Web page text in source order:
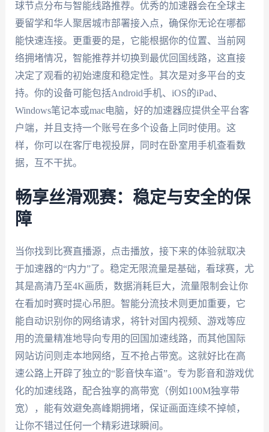
球节点分布与智能线路推荐。优秀的加速器会在全球主
要留学和华人聚居城市部署接入点，确保你无论在哪都
能快速连接。更重要的是，它能根据你的位置、当前网
络拥堵情况，智能推荐并切换到最优回国线路，这直接
决定了观看的初始速度和稳定性。其次是对多平台的支
持。你的设备可能包括Android手机、iOS的iPad、
Windows笔记本或mac电脑，好的加速器应提供全平台客
户端，并且支持一个账号在多个设备上同时使用。这
样，你可以在客厅电视投屏，同时在卧室用手机查看数
据，互不干扰。
畅享丝滑观赛：稳定与安全的保
障
当你找到比赛直播源，点击播放，接下来的体验就取决
于加速器的“内力”了。稳定无限流量是基础，看球赛，尤
其是高清乃至4K画质，数据消耗巨大，流量限制会让你
在看加时赛时提心吊胆。智能分流技术则更加重要，它
能自动识别你的网络请求，将针对国内视频、游戏等应
用的流量精准地导向专用的回国加速线路，而其他国际
网站访问则走本地网络，互不抢占带宽。这就好比在高
速公路上开辟了独立的“影音快车道”。专为影音和游戏优
化的加速线路，配合独享的高带宽（例如100M独享带
宽），能有效避免高峰期拥堵，保证画面连续不掉帧，
让你不错过任何一个精彩进球瞬间。